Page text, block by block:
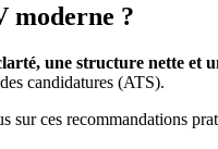
moderne ?
une structure nette et
candidatures (ATS).
sur ces recommandations